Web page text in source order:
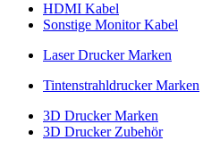
HDMI Kabel
Sonstige Monitor Kabel
Laser Drucker Marken
Tintenstrahldrucker Marken
3D Drucker Marken
3D Drucker Zubehör